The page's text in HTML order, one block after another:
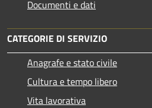
Documenti e dati
CATEGORIE DI SERVIZIO
Anagrafe e stato civile
Cultura e tempo libero
Vita lavorativa